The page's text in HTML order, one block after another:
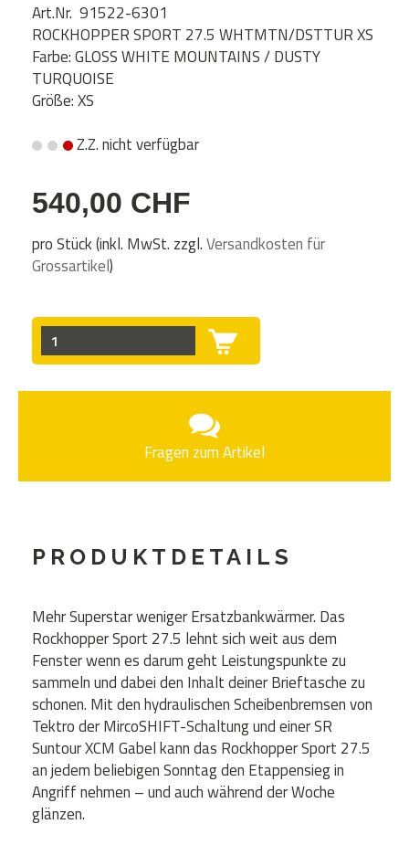
Art.Nr. 91522-6301
ROCKHOPPER SPORT 27.5 WHTMTN/DSTTUR XS
Farbe: GLOSS WHITE MOUNTAINS / DUSTY
TURQUOISE
Größe: XS
Z.Z. nicht verfügbar
540,00 CHF
pro Stück (inkl. MwSt. zzgl.Versandkosten für
Grossartikel)
Fragen zum Artikel
PRODUKTDETAILS
Mehr Superstar weniger Ersatzbankwärmer. Das
Rockhopper Sport 27.5 lehnt sich weit aus dem
Fenster wenn es darum geht Leistungspunkte zu
sammeln und dabei den Inhalt deiner Brieftasche zu
schonen. Mit den hydraulischen Scheibenbremsen von
Tektro der MircoSHIFT-Schaltung und einer SR
Suntour XCM Gabel kann das Rockhopper Sport 27.5
an jedem beliebigen Sonntag den Etappensieg in
Angriff nehmen – und auch während der Woche
glänzen.